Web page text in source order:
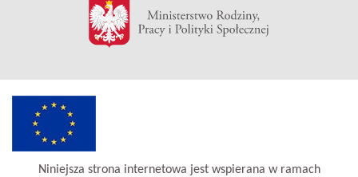
Niniejsza strona internetowa jest wspierana w ramach